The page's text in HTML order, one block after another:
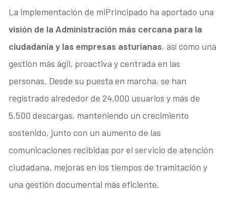
La implementación de miPrincipado ha aportado una
visión de la Administración más cercana para la
ciudadanía y las empresas asturianas, así como una
gestión más ágil, proactiva y centrada en las
personas. Desde su puesta en marcha, se han
registrado alrededor de 24.000 usuarios y más de
5.500 descargas, manteniendo un crecimiento
sostenido, junto con un aumento de las
comunicaciones recibidas por el servicio de atención
ciudadana, mejoras en los tiempos de tramitación y
una gestión documental más eficiente.